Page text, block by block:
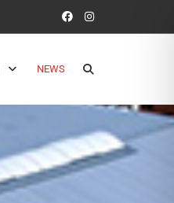
NEWS